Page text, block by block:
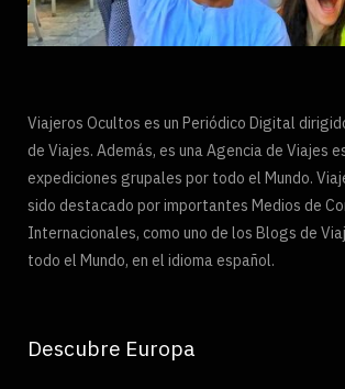
Viajeros Ocultos es un Periódico Digital
de Viajes. Además, es una Agencia de Viajes
expediciones grupales por todo el Mundo.
sido destacado por importantes Medios de
Internacionales, como uno de los Blogs de
todo el Mundo, en el idioma español.
Descubre Europa